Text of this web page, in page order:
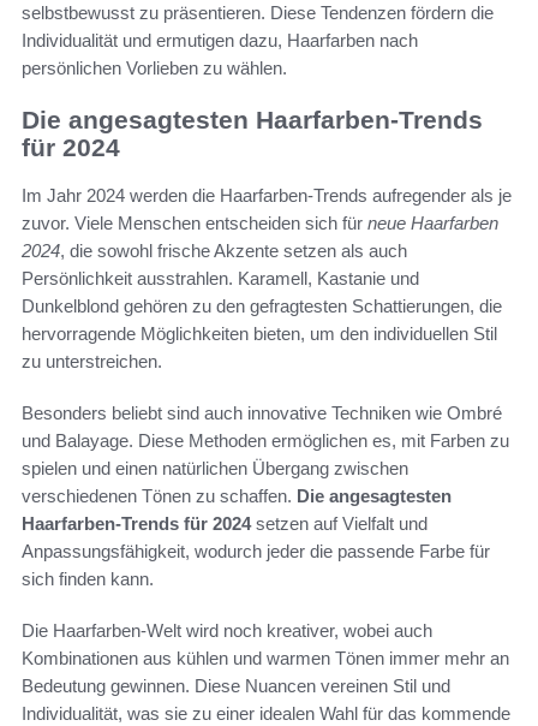
selbstbewusst zu präsentieren. Diese Tendenzen fördern die
Individualität und ermutigen dazu, Haarfarben nach
persönlichen Vorlieben zu wählen.
Die angesagtesten Haarfarben-Trends
für 2024
Im Jahr 2024 werden die Haarfarben-Trends aufregender als je
zuvor. Viele Menschen entscheiden sich für neue Haarfarben
2024, die sowohl frische Akzente setzen als auch
Persönlichkeit ausstrahlen. Karamell, Kastanie und
Dunkelblond gehören zu den gefragtesten Schattierungen, die
hervorragende Möglichkeiten bieten, um den individuellen Stil
zu unterstreichen.
Besonders beliebt sind auch innovative Techniken wie Ombré
und Balayage. Diese Methoden ermöglichen es, mit Farben zu
spielen und einen natürlichen Übergang zwischen
verschiedenen Tönen zu schaffen. Die angesagtesten
Haarfarben-Trends für 2024setzen auf Vielfalt und
Anpassungsfähigkeit, wodurch jeder die passende Farbe für
sich finden kann.
Die Haarfarben-Welt wird noch kreativer, wobei auch
Kombinationen aus kühlen und warmen Tönen immer mehr an
Bedeutung gewinnen. Diese Nuancen vereinen Stil und
Individualität, was sie zu einer idealen Wahl für das kommende